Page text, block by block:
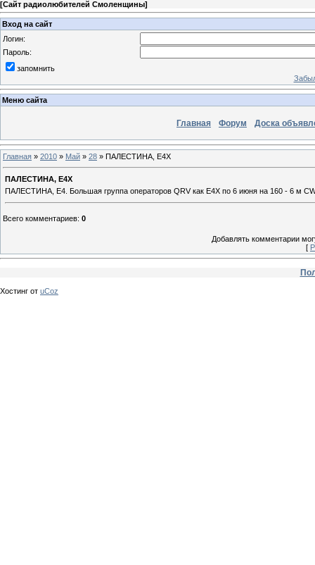
[Сайт радиолюбителей Смоленщины]
Вход на сайт
Логин:
Пароль:
запомнить
Меню сайта
Главная Форум Доска
Главная » 2010 » Май » 28 » ПАЛЕСТИНА, E4X
ПАЛЕСТИНА, E4X
ПАЛЕСТИНА, E4. Большая группа операторов QRV как E4X по 6 июня на 160 - 6 м
Всего комментариев: 0
Добавлять комментарии
[
Хостинг от uCoz